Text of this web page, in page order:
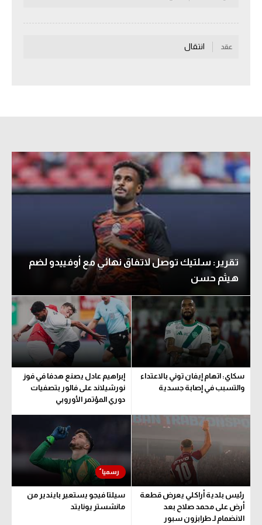
أمم إفريقيا
كرة السلة الأمريكية
كرة طائرة
الوطن العربي
في المونديال
رياضة نسائية
آسيا
أمريكا
ركن الألعاب
أقسام خاصة
Gamers
تحقيق في الجول
تقرير في الجول
عقد انتقال
تقرير: سلتيك توصل لاتفاق نهائي مع أوفييدو لضم
هيثم حسن
سكاي: اتهام إيفان توني بالاعتداء
والتسبب في إصابة جسدية
إبراهيم عادل يصنع هدفا في فوز
نورشيلاند على فالور بتصفيات
دوري المؤتمر الأوروبي
رئيس بلدية أراكلي يعرض قطعة
أرض على محمد صلاح بعد
الانضمام لـ طرابزون سبور
سيلتا فيجو يستعير بايندير من
مانشستر يونايتد